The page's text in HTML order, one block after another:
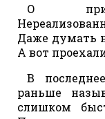
О
Даже думать
А вот
В
раньше
слишком